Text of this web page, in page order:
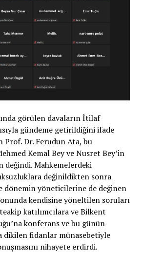
görülen davaların İtilaf
gündeme getirildiğini ifade
Prof. Dr. Ferudun Ata, bu
Kemal Bey ve Nusret Bey’in
değindi. Mahkemelerdeki
değinildikten sonra
dönemin yöneticilerine de değinen
kendisine yöneltilen soruları
katılımcılara ve Bilkent
konferans ve bu günün
dikilen fidanlar münasebetiyle
nihayete erdirdi.